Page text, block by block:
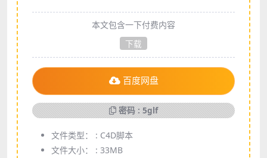
本文包含一下付费内容
下载
百度网盘
密码 : 5glf
文件类型： : C4D脚本
文件大小： : 33MB